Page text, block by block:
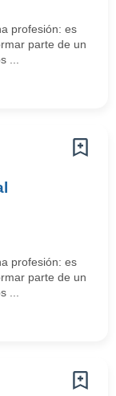
profesión: es
parte de un
...
profesión: es
parte de un
...